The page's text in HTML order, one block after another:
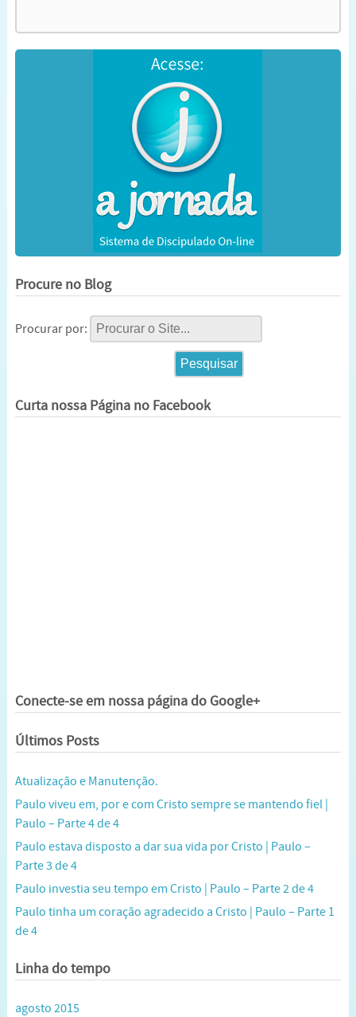
Procure no Blog
Procurar por:
Curta nossa Página no Facebook
Conecte-se em nossa página do Google+
Últimos Posts
Atualização e Manutenção.
Paulo viveu em, por e com Cristo sempre se mantendo fiel |
Paulo – Parte 4 de 4
Paulo estava disposto a dar sua vida por Cristo | Paulo –
Parte 3 de 4
Paulo investia seu tempo em Cristo | Paulo – Parte 2 de 4
Paulo tinha um coração agradecido a Cristo | Paulo – Parte 1
de 4
Linha do tempo
agosto 2015